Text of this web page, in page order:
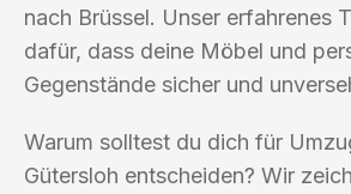
nach Brüssel. Unser erfahrenes
dafür, dass deine Möbel und
Gegenstände sicher und
Warum solltest du dich für
Gütersloh entscheiden? Wir